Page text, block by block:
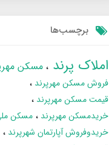
برچسب‌ها
املاک پرند مسکن
فروش مسکن مهرپرند
قیمت مسکن مهرپرند
خریدمسکن مهرپرند
مسکن
خریدوفروش آپارتمان شهرپرند